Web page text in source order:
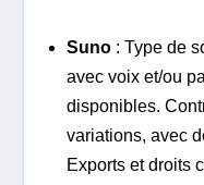
Suno: Type de
avec voix et/ou
disponibles.
variations, avec
Exports et droits